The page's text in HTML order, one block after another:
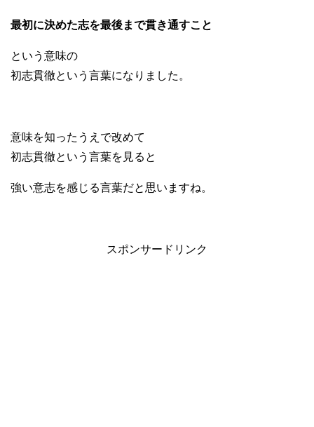
最初に決めた志を最後まで貫き通すこと
という意味の
初志貫徹という言葉になりました。
意味を知ったうえで改めて
初志貫徹という言葉を見ると
強い意志を感じる言葉だと思いますね。
スポンサードリンク